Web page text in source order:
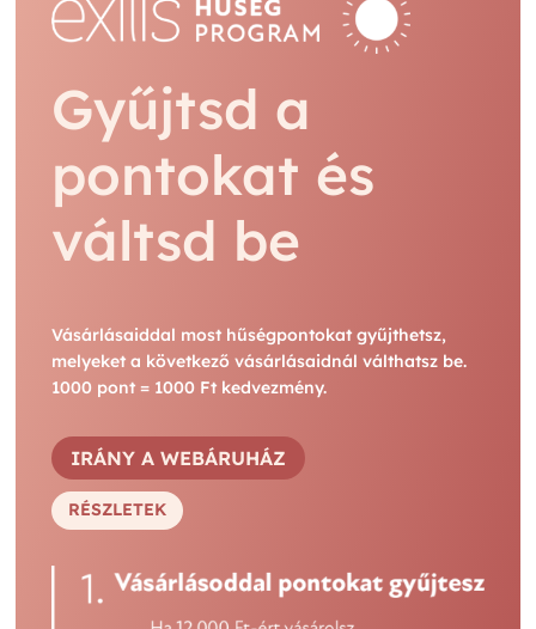
Gyűjtsd a
pontokat és
váltsd be
Vásárlásaiddal most hűségpontokat gyűjthetsz,
melyeket a következő vásárlásaidnál válthatsz be.
1000 pont = 1000 Ft kedvezmény.
IRÁNY A WEBÁRUHÁZ
RÉSZLETEK